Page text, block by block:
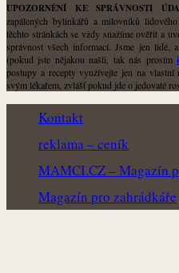
UPOZORNĚNÍ KE SPRÁVNOSTI
zapálených bylinkářů a milovníků
těchto stránkách se vždy snažíme ověřit a
správnost všech informací. Jsme jen lidé,
(pokud jste nějakou našli, tak nás prosím
postupy a recepty využívejte jen na
svým lékařem, zvlášť pokud jde o jedovaté
Kontakt
reklama – ceník
MAMCI.CZ – Magazín
Magazín pro zahrádkáře